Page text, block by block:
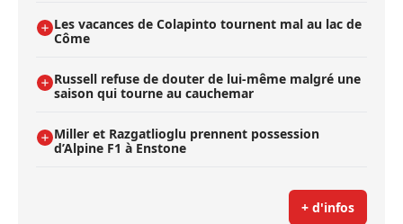
Les vacances de Colapinto tournent mal au lac de
Côme
Russell refuse de douter de lui-même malgré une
saison qui tourne au cauchemar
Miller et Razgatlioglu prennent possession
d’Alpine F1 à Enstone
+ d'infos